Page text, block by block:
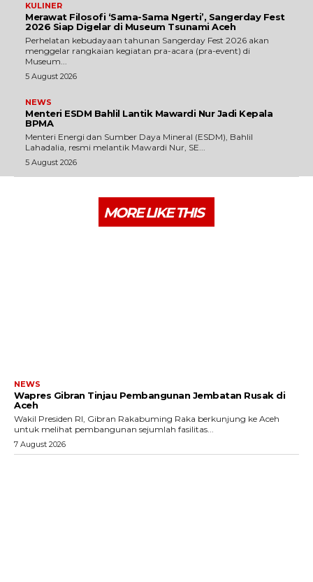
KULINER
Merawat Filosofi ‘Sama-Sama Ngerti’, Sangerday Fest
2026 Siap Digelar di Museum Tsunami Aceh
Perhelatan kebudayaan tahunan Sangerday Fest 2026 akan
menggelar rangkaian kegiatan pra-acara (pra-event) di
Museum...
5 August 2026
NEWS
Menteri ESDM Bahlil Lantik Mawardi Nur Jadi Kepala
BPMA
Menteri Energi dan Sumber Daya Mineral (ESDM), Bahlil
Lahadalia, resmi melantik Mawardi Nur, SE...
5 August 2026
MORE LIKE THIS
NEWS
Wapres Gibran Tinjau Pembangunan Jembatan Rusak di
Aceh
Wakil Presiden RI, Gibran Rakabuming Raka berkunjung ke Aceh
untuk melihat pembangunan sejumlah fasilitas...
7 August 2026